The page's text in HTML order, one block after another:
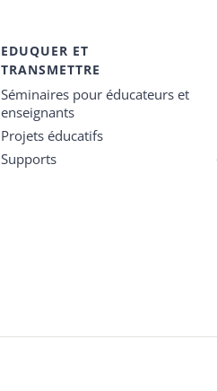
EDUQUER ET
TRANSMETTRE
Séminaires pour éducateurs et
enseignants
Projets éducatifs
Supports